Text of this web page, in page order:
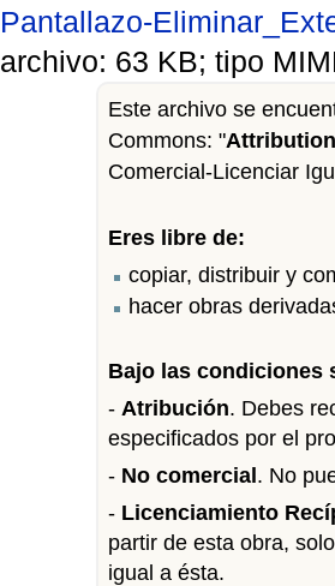
Pantallazo-
archivo: 63 KB; tipo
Este archivo se
Commons: "
Comercial-Licenciar
Eres libre de:
copiar, distribuir y
hacer obras
Bajo las condiciones
- Atribución. Debes
especificados por el
- No comercial. No
- Licenciamiento
partir de esta obra,
igual a ésta.